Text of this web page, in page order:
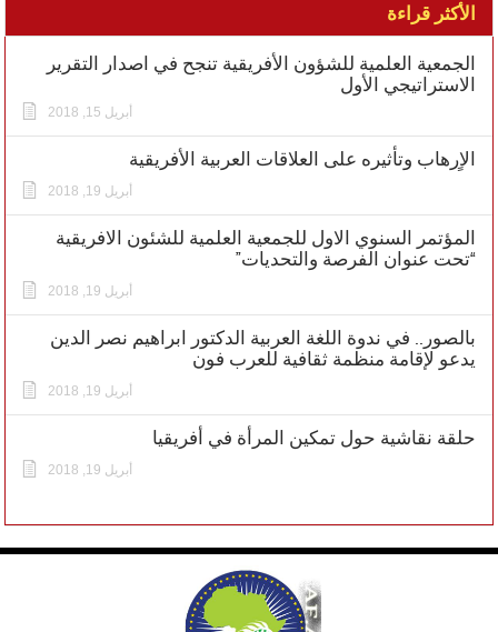
الأكثر قراءة
الجمعية العلمية للشؤون الأفريقية تنجح في اصدار التقرير
الاستراتيجي الأول
أبريل 15, 2018
الاٍرهاب وتأثيره على العلاقات العربية الأفريقية
أبريل 19, 2018
المؤتمر السنوي الاول للجمعية العلمية للشئون الافريقية
“تحت عنوان الفرصة والتحديات”
أبريل 19, 2018
بالصور.. في ندوة اللغة العربية الدكتور ابراهيم نصر الدين
يدعو لإقامة منظمة ثقافية للعرب فون
أبريل 19, 2018
حلقة نقاشية حول تمكين المرأة في أفريقيا
أبريل 19, 2018